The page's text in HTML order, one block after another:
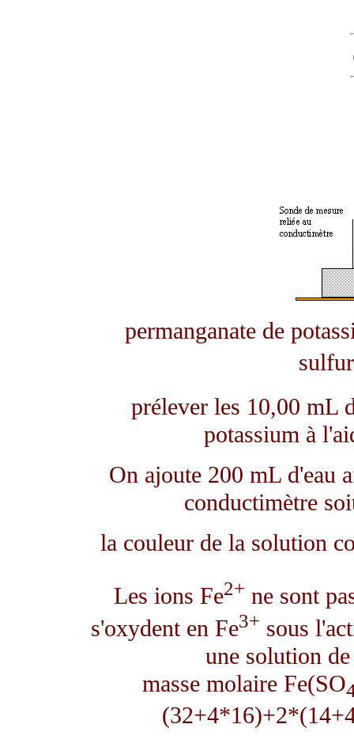
permanganate de
prélever les 10,00 mL
potassium à
On ajoute 200 mL d'eau
conductimètre
la couleur de la solution
Les ions Fe2+ ne sont
s'oxydent en Fe3+ sous
une solution
masse molaire Fe(SO